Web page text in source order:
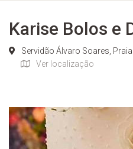
Karise Bolos e
Servidão Álvaro Soares,
Ver localização